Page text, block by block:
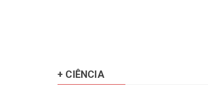
+ CIÊNCIA